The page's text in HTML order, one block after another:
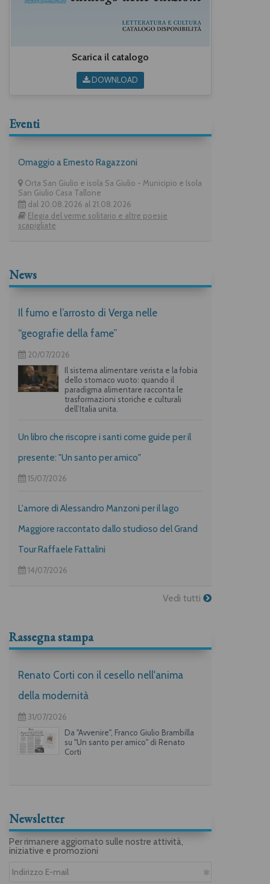
Scarica il catalogo
DOWNLOAD
Eventi
Omaggio a Ernesto Ragazzoni
Orta San Giulio e isola Sa Giulio - Municipio e Isola
San Giulio Casa Tallone
dal 20.08.2026 al 21.08.2026
Elegia del verme solitario e altre poesie
scapigliate
News
Il fumo e l’arrosto di Verga nelle
“geografie della fame”
20/07/2026
Il sistema alimentare verista e la fobia
dello stomaco vuoto: quando il
paradigma alimentare racconta le
trasformazioni storiche e culturali
dell’Italia unita.
Un libro che riscopre i santi come guide per il
presente: "Un santo per amico"
15/07/2026
L'amore di Alessandro Manzoni per il lago
Maggiore raccontato dallo studioso del Grand
Tour Raffaele Fattalini
14/07/2026
Vedi tutti
Rassegna stampa
Renato Corti con il cesello nell'anima
della modernità
31/07/2026
Da "Avvenire", Franco Giulio Brambilla
su "Un santo per amico" di Renato
Corti
Newsletter
Per rimanere aggiornato sulle nostre attività,
iniziative e promozioni